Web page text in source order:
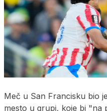
Meč u San Francisku bio
mesto u grupi, koje bi "na